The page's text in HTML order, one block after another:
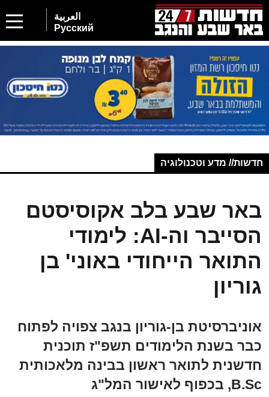
العربية
Русский
חדשות// מדע וטכנולוגיה
באר שבע בלב אקוסיסטם
הסייבר וה-AI: לימודי
התואר הייחודי באוני' בן
גוריון
אוניברסיטת בן-גוריון בנגב צפויה לפתוח
כבר בשנת הלימודים תשפ"ז תוכנית
חדשנית לתואר ראשון בבינה מלאכותית
B.Sc, בכפוף לאישור המל"ג